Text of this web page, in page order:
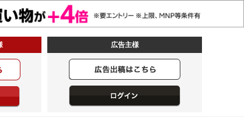
広告主様